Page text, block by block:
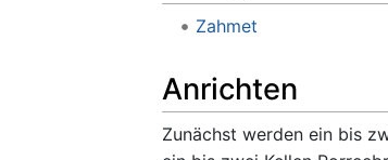
Zahmet
Anrichten
Zunächst werden ein bis